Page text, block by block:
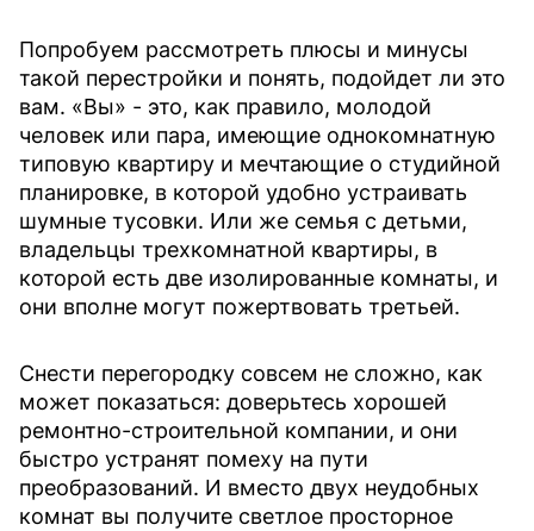
Попробуем рассмотреть плюсы и минусы
такой перестройки и понять, подойдет ли это
вам. «Вы» - это, как правило, молодой
человек или пара, имеющие однокомнатную
типовую квартиру и мечтающие о студийной
планировке, в которой удобно устраивать
шумные тусовки. Или же семья с детьми,
владельцы трехкомнатной квартиры, в
которой есть две изолированные комнаты, и
они вполне могут пожертвовать третьей.
Снести перегородку совсем не сложно, как
может показаться: доверьтесь хорошей
ремонтно-строительной компании, и они
быстро устранят помеху на пути
преобразований. И вместо двух неудобных
комнат вы получите светлое просторное